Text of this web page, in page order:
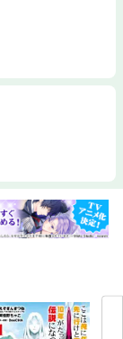
すが」萩原ダイス
り方」PETOKA／
で冒険者になる」
英多 キャラクタ
「ながされて藍
」原案：水瀬葉月
画：灰屋グンジ／